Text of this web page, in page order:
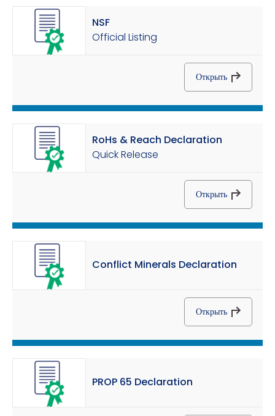
NSF
Official Listing
Открыть
RoHs & Reach Declaration
Quick Release
Открыть
Conflict Minerals Declaration
Открыть
PROP 65 Declaration